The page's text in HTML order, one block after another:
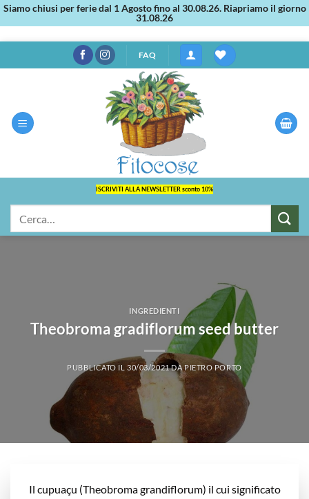
Siamo chiusi per ferie dal 1 Agosto fino al 30.08.26. Riapriamo il giorno
31.08.26
ai
FAQ
ISCRIVITI ALLA NEWSLETTER sconto 10%
INGREDIENTI
Theobroma gradiflorum seed butter
PUBBLICATO IL30/03/2021DAPIETRO PORTO
Il cupuaçu (Theobroma grandiflorum) il cui significato